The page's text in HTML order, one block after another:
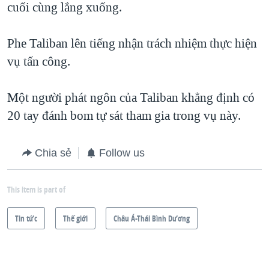
cuối cùng lắng xuống.
Phe Taliban lên tiếng nhận trách nhiệm thực hiện
vụ tấn công.
Một người phát ngôn của Taliban khẳng định có
20 tay đánh bom tự sát tham gia trong vụ này.
Chia sẻ Follow us
This item is part of
Tin tức Thế giới Châu Á-Thái Bình Dương